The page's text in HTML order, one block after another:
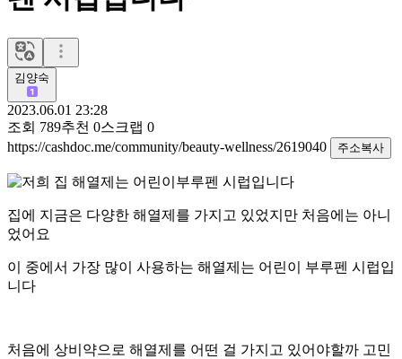
김양숙
2023.06.01 23:28
조회 789추천 0스크랩 0
https://cashdoc.me/community/beauty-wellness/2619040
주소복사
집에 지금은 다양한 해열제를 가지고 있었지만 처음에는 아니
었어요
이 중에서 가장 많이 사용하는 해열제는 어린이 부루펜 시럽입
니다
처음에 상비약으로 해열제를 어떤 걸 가지고 있어야할까 고민